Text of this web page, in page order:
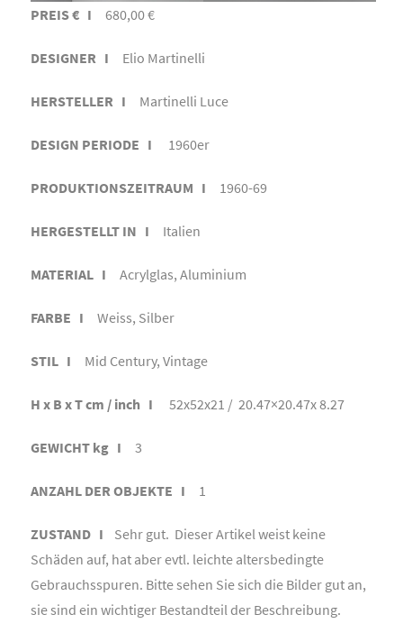
PREIS € I 680,00 €
DESIGNER I Elio Martinelli
HERSTELLER I Martinelli Luce
DESIGN PERIODE I 1960er
PRODUKTIONSZEITRAUM I 1960-69
HERGESTELLT IN I Italien
MATERIAL I Acrylglas, Aluminium
FARBE I Weiss, Silber
STIL I Mid Century, Vintage
H x B x T cm / inch I 52x52x21 / 20.47×20.47x 8.27
GEWICHT kg I 3
ANZAHL DER OBJEKTE I 1
ZUSTAND I Sehr gut. Dieser Artikel weist keine
Schäden auf, hat aber evtl. leichte altersbedingte
Gebrauchsspuren. Bitte sehen Sie sich die Bilder gut an,
sie sind ein wichtiger Bestandteil der Beschreibung.